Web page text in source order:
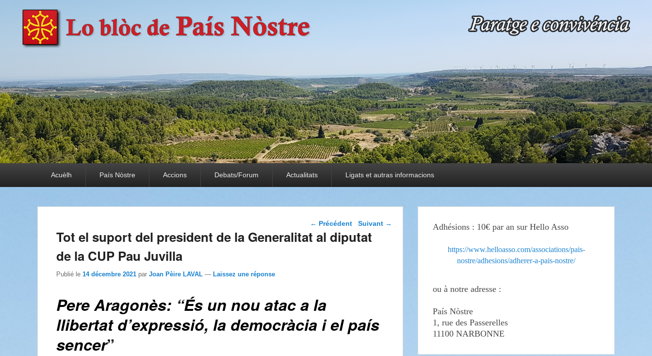
País Nòstre
Paratge e Convivència
Acuèlh País Nòstre Accions Debats/Forum Actualitats Ligats et autras informacions
Navigation dans les
articles
← Précédent Suivant →
Tot el suport del president de la Generalitat al diputat
de la CUP Pau Juvilla
Publié le 14 décembre 2021 par Joan Pèire LAVAL — Laissez une réponse
Pere Aragonès: “És un nou atac a la
llibertat d’expressió, la democràcia i el país
sencer”
Adhésions : 10€ par an sur Hello Asso
https://www.helloasso.com/associations/pais-
nostre/adhesions/adherer-a-pais-nostre/
ou à notre adresse :
País Nòstre
1, rue des Passerelles
11100 NARBONNE